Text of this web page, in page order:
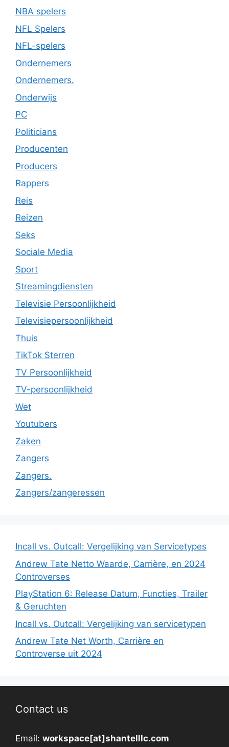
NBA spelers
NFL Spelers
NFL-spelers
Ondernemers
Ondernemers.
Onderwijs
PC
Politicians
Producenten
Producers
Rappers
Reis
Reizen
Seks
Sociale Media
Sport
Streamingdiensten
Televisie Persoonlijkheid
Televisiepersoonlijkheid
Thuis
TikTok Sterren
TV Persoonlijkheid
TV-persoonlijkheid
Wet
Youtubers
Zaken
Zangers
Zangers.
Zangers/zangeressen
Incall vs. Outcall: Vergelijking van Servicetypes
Andrew Tate Netto Waarde, Carrière, en 2024
Controverses
PlayStation 6: Release Datum, Functies, Trailer
& Geruchten
Incall vs. Outcall: Vergelijking van servicetypen
Andrew Tate Net Worth, Carrière en
Controverse uit 2024
Contact us
Email: workspace[at]shantelllc.com